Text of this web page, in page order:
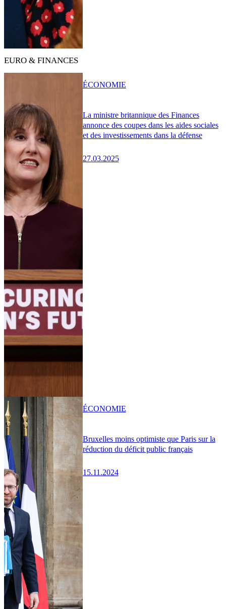
EURO & FINANCES
La ministre britannique des Finances
annonce des coupes dans les aides sociales
et des investissements dans la défense
27.03.2025
ÉCONOMIE
Bruxelles moins optimiste que Paris sur la
réduction du déficit public français
15.11.2024
ÉCONOMIE